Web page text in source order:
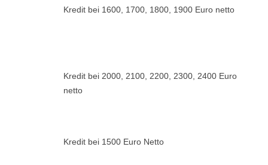
Kredit bei 1600, 1700, 1800, 1900 Euro netto
Kredit bei 2000, 2100, 2200, 2300, 2400 Euro
netto
Kredit bei 1500 Euro Netto